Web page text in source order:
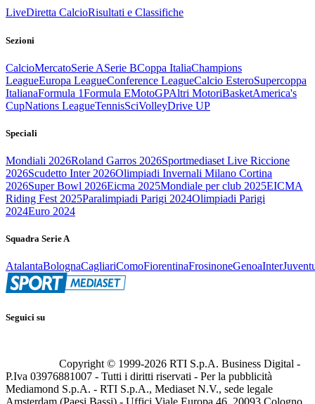
LiveDiretta CalcioRisultati e Classifiche
Sezioni
CalcioMercatoSerie ASerie BCoppa ItaliaChampions
LeagueEuropa LeagueConference LeagueCalcio EsteroSupercoppa
ItalianaFormula 1Formula EMotoGPAltri MotoriBasketAmerica's
CupNations LeagueTennisSciVolleyDrive UP
Speciali
Mondiali 2026Roland Garros 2026Sportmediaset Live Riccione
2026Scudetto Inter 2026Olimpiadi Invernali Milano Cortina
2026Super Bowl 2026Eicma 2025Mondiale per club 2025EICMA
Riding Fest 2025Paralimpiadi Parigi 2024Olimpiadi Parigi
2024Euro 2024
Squadra Serie A
AtalantaBolognaCagliariComoFiorentinaFrosinoneGenoaInter
Seguici su
Copyright © 1999-2026 RTI S.p.A. Business Digital -
P.Iva 03976881007 - Tutti i diritti riservati - Per la pubblicità
Mediamond S.p.A. - RTI S.p.A., Mediaset N.V., sede legale
Amsterdam (Paesi Bassi) - Uffici Viale Europa 46, 20093 Cologno